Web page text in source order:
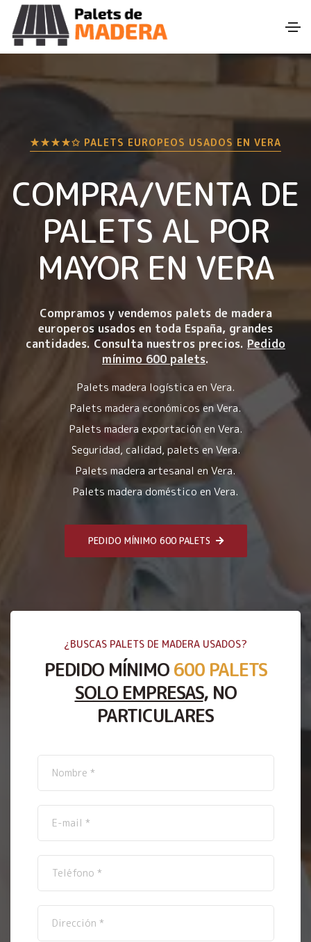
★★★★✩ PALETS EUROPEOS USADOS EN VERA
COMPRA/VENTA DE
PALETS AL POR
MAYOR EN VERA
Compramos y vendemos palets de madera
europeros usados en toda España, grandes
cantidades. Consulta nuestros precios. Pedido
mínimo 600 palets.
Palets madera logística en Vera.
Palets madera económicos en Vera.
Palets madera exportación en Vera.
Seguridad, calidad, palets en Vera.
Palets madera artesanal en Vera.
Palets madera doméstico en Vera.
PEDIDO MÍNIMO 600 PALETS
¿BUSCAS PALETS DE MADERA USADOS?
PEDIDO MÍNIMO 600 PALETS
SOLO EMPRESAS, NO
PARTICULARES